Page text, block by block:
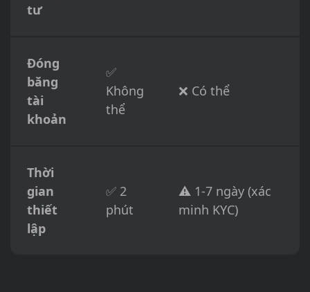
tư
Đóng
băng
tài
khoản
✅
Không
thể
❌ Có thể
Thời
gian
thiết
lập
✅ 2
phút
⚠️ 1-7 ngày (xác
minh KYC)